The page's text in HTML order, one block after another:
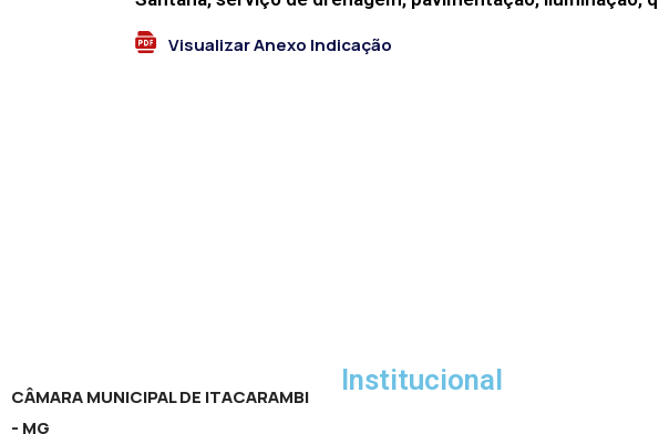
Visualizar Anexo Indicação
CÂMARA MUNICIPAL DE ITACARAMBI
- MG
Institucional